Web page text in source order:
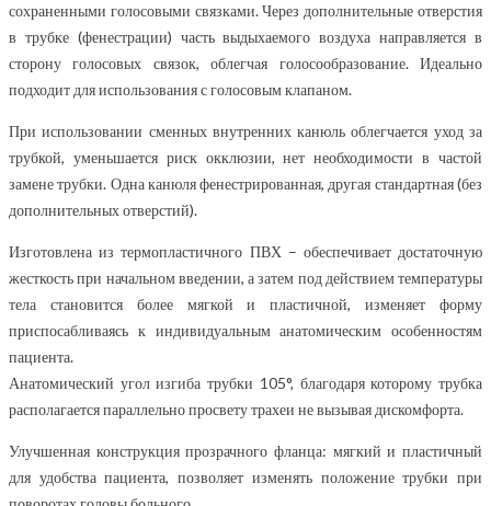
сохраненными голосовыми связками. Через дополнительные отверстия
в трубке (фенестрации) часть выдыхаемого воздуха направляется в
сторону голосовых связок, облегчая голосообразование. Идеально
подходит для использования с голосовым клапаном.
При использовании сменных внутренних канюль облегчается уход за
трубкой, уменьшается риск окклюзии, нет необходимости в частой
замене трубки. Одна канюля фенестрированная, другая стандартная (без
дополнительных отверстий).
Изготовлена из термопластичного ПВХ – обеспечивает достаточную
жесткость при начальном введении, а затем под действием температуры
тела становится более мягкой и пластичной, изменяет форму
приспосабливаясь к индивидуальным анатомическим особенностям
пациента.
Анатомический угол изгиба трубки 105°, благодаря которому трубка
располагается параллельно просвету трахеи не вызывая дискомфорта.
Улучшенная конструкция прозрачного фланца: мягкий и пластичный
для удобства пациента, позволяет изменять положение трубки при